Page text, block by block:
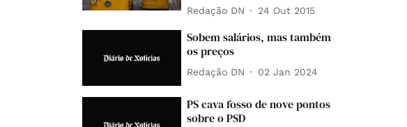
Redação DN 24 Out 2015
Sobem salários, mas também
os preços
Redação DN 02 Jan 2024
PS cava fosso de nove pontos
sobre o PSD